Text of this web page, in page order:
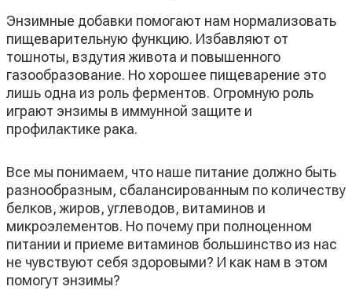
Энзимные добавки помогают нам нормализовать
пищеварительную функцию. Избавляют от
тошноты, вздутия живота и повышенного
газообразование. Но хорошее пищеварение это
лишь одна из роль ферментов. Огромную роль
играют энзимы в иммунной защите и
профилактике рака.
Все мы понимаем, что наше питание должно быть
разнообразным, сбалансированным по количеству
белков, жиров, углеводов, витаминов и
микроэлементов. Но почему при полноценном
питании и приеме витаминов большинство из нас
не чувствуют себя здоровыми? И как нам в этом
помогут энзимы?